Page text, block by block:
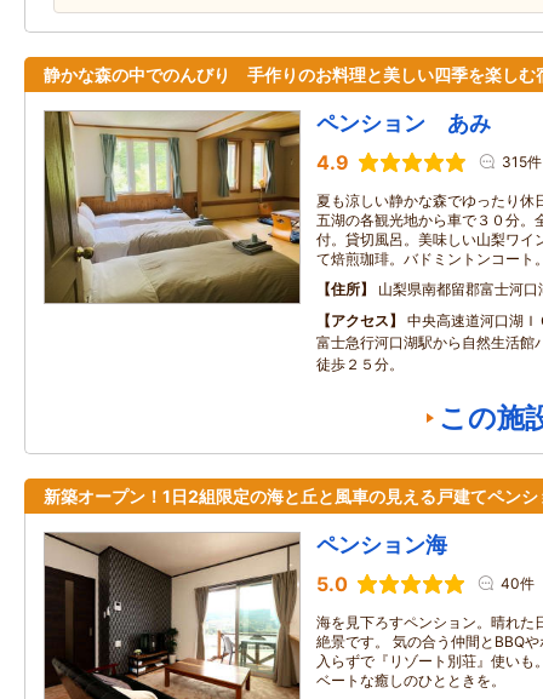
静かな森の中でのんびり 手作りのお料理と美しい四季を楽しむ
ペンション あみ
4.9 315件
夏も涼しい静かな森でゆったり休
五湖の各観光地から車で３０分。
付。貸切風呂。美味しい山梨ワイ
て焙煎珈琲。バドミントンコート
住所
山梨県南都留郡富士河
アクセス
中央高速道河口湖
富士急行河口湖駅から自然生活館
徒歩２５分。
この施
新築オープン！1日2組限定の海と丘と風車の見える戸建てペンシ
ペンション海
5.0 40件
海を見下ろすペンション。晴れた
絶景です。 気の合う仲間とBBQ
入らずで『リゾート別荘』使いも
ベートな癒しのひとときを。